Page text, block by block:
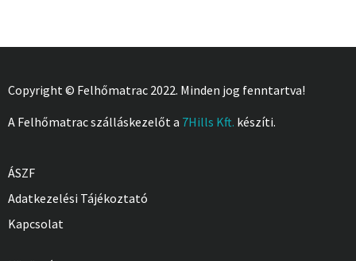
Copyright © Felhőmatrac 2022. Minden jog fenntartva!
A Felhőmatrac szálláskezelőt a 7Hills Kft. készíti.
ÁSZF
Adatkezelési Tájékoztató
Kapcsolat